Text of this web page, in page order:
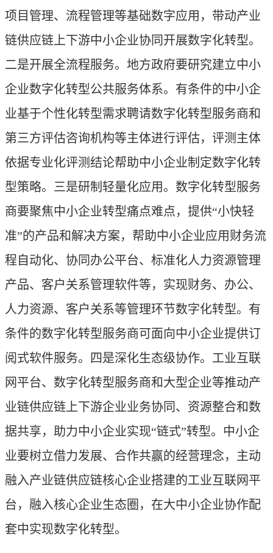
项目管理、流程管理等基础数字应用，带动产业
链供应链上下游中小企业协同开展数字化转型。
二是开展全流程服务。地方政府要研究建立中小
企业数字化转型公共服务体系。有条件的中小企
业基于个性化转型需求聘请数字化转型服务商和
第三方评估咨询机构等主体进行评估，评测主体
依据专业化评测结论帮助中小企业制定数字化转
型策略。三是研制轻量化应用。数字化转型服务
商要聚焦中小企业转型痛点难点，提供“小快轻
准”的产品和解决方案，帮助中小企业应用财务流
程自动化、协同办公平台、标准化人力资源管理
产品、客户关系管理软件等，实现财务、办公、
人力资源、客户关系等管理环节数字化转型。有
条件的数字化转型服务商可面向中小企业提供订
阅式软件服务。四是深化生态级协作。工业互联
网平台、数字化转型服务商和大型企业等推动产
业链供应链上下游企业业务协同、资源整合和数
据共享，助力中小企业实现“链式”转型。中小企
业要树立借力发展、合作共赢的经营理念，主动
融入产业链供应链核心企业搭建的工业互联网平
台，融入核心企业生态圈，在大中小企业协作配
套中实现数字化转型。